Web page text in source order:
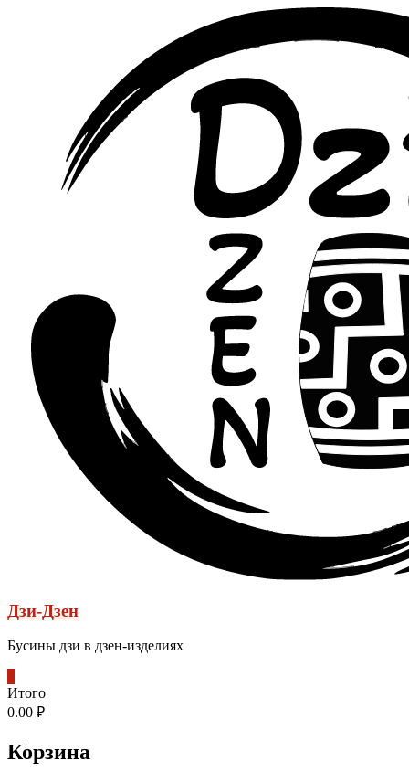
Дзи-Дзен
Бусины дзи в дзен-изделиях
Итого
0.00 ₽
Корзина